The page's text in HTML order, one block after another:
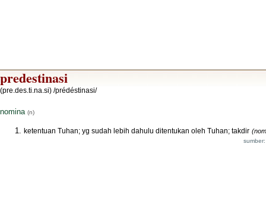
predestinasi
(pre.des.ti.na.si) /prédéstinasi/
nomina (n)
ketentuan Tuhan; yg sudah lebih dahulu ditentukan oleh Tuhan; takdir